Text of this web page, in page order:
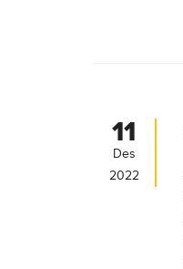
11
Des
2022